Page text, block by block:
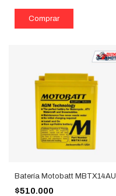
Batería Motobatt MBTX14AU
$510.000